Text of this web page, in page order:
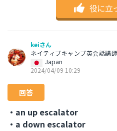
役に立
keiさん
ネイティブキャンプ英会話講師
Japan
2024/04/09 10:29
回答
・an up escalator
・a down escalator